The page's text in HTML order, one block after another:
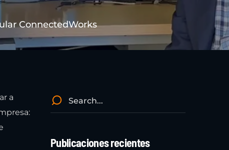
ConnectedWorks
a
Publicaciones recientes